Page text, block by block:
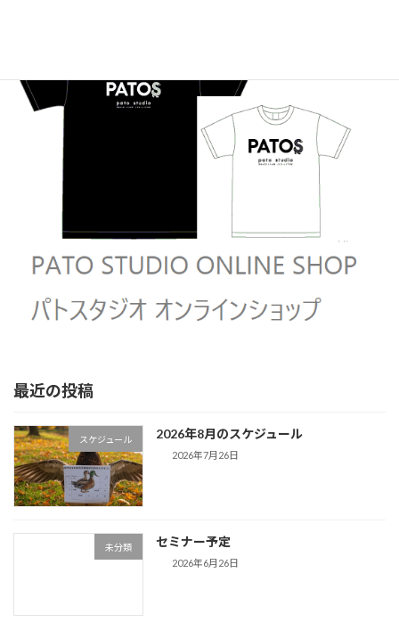
最近の投稿
スケジュール 2026年8月のスケジュール
2026年7月26日
未分類 セミナー予定
2026年6月26日